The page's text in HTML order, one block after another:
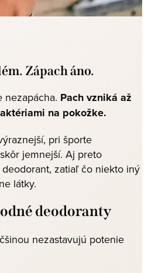
Zápach áno.
nezapácha. Pach vzniká až
na pokožke.
pri športe
jemnejší. Aj preto
zatiaľ čo niekto iný
látky.
deodoranty
nezastavujú potenie